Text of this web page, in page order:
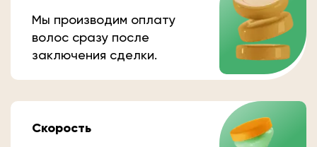
Мы производим оплату
волос сразу после
заключения сделки.
Скорость